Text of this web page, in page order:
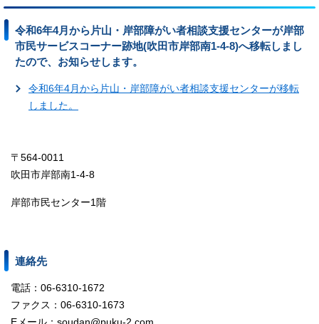
令和6年4月から片山・岸部障がい者相談支援センターが岸部
市民サービスコーナー跡地(吹田市岸部南1-4-8)へ移転しまし
たので、お知らせします。
令和6年4月から片山・岸部障がい者相談支援センターが移転
しました。
〒564-0011
吹田市岸部南1-4-8
岸部市民センター1階
連絡先
電話：06-6310-1672
ファクス：06-6310-1673